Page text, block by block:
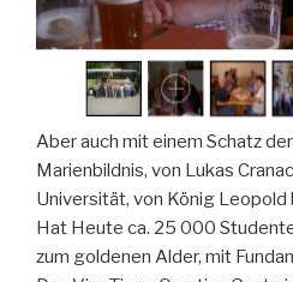
Aber auch mit einem Schatz
Marienbildnis, von Lukas
Universität, von König
Hat Heute ca. 25 000
zum goldenen Alder, mit